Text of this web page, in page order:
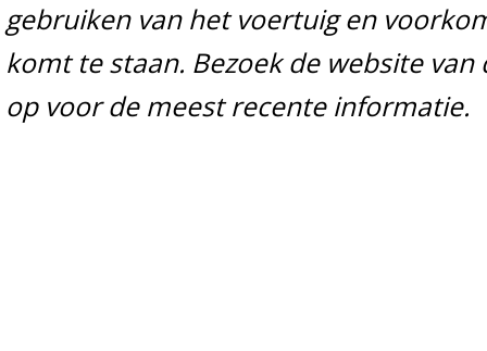
gebruiken van het voertuig en
komt te staan. Bezoek de website
op voor de meest recente informatie.